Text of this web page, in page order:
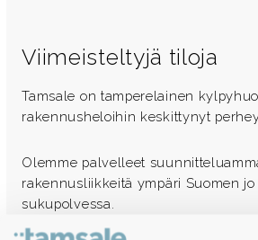
Viimeisteltyjä tiloja
Tamsale on tamperelainen
rakennusheloihin keskittynyt
Olemme palvelleet
rakennusliikkeitä ympäri Suomen jo
sukupolvessa.